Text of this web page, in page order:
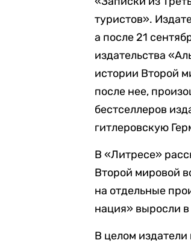
туристов».
а после 21
издательства
истории Второй
после нее,
бестселлеров
гитлеровскую
В «Литресе»
Второй мировой
на отдельные
нация» выросли в
В целом